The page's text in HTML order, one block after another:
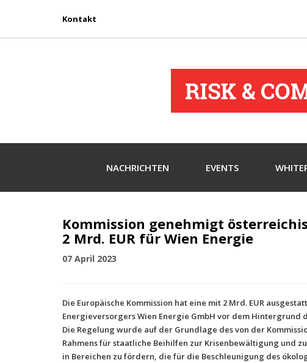
Kontakt
NACHRICHTEN EVENTS
Kommission genehmigt
2 Mrd. EUR für Wien Energie
07 April 2023
Die Europäische Kommission hat eine mit 2 Mrd. EUR
Energieversorgers Wien Energie GmbH vor dem
Die Regelung wurde auf der Grundlage des von der
Rahmens für staatliche Beihilfen zur Krisenbewältigung und
in Bereichen zu fördern, die für die Beschleunigung des